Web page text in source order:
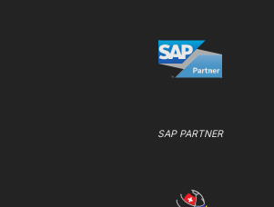
SAP PARTNER